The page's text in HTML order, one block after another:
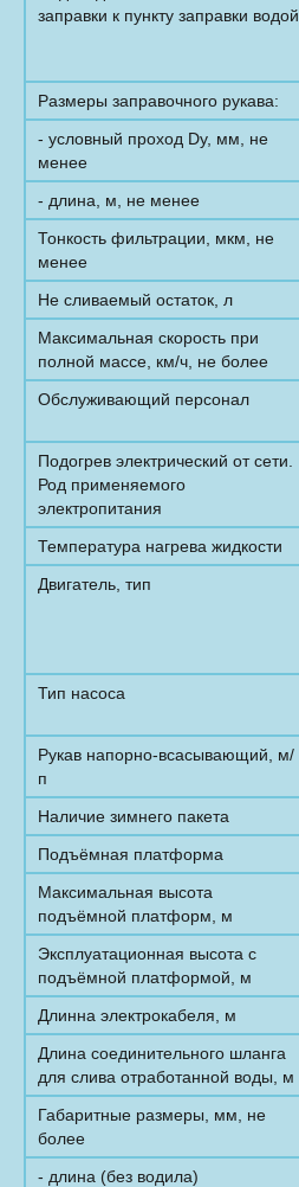
заправки к пункту заправки водой
Размеры заправочного рукава:
- условный проход Dу, мм, не
менее
- длина, м, не менее
Тонкость фильтрации, мкм, не
менее
Не сливаемый остаток, л
Максимальная скорость при
полной массе, км/ч, не более
Обслуживающий персонал
Подогрев электрический от сети.
Род применяемого
электропитания
Температура нагрева жидкости
Двигатель, тип
Тип насоса
Рукав напорно-всасывающий, м/
п
Наличие зимнего пакета
Подъёмная платформа
Максимальная высота
подъёмной платформ, м
Эксплуатационная высота с
подъёмной платформой, м
Длинна электрокабеля, м
Длина соединительного шланга
для слива отработанной воды, м
Габаритные размеры, мм, не
более
- длина (без водила)